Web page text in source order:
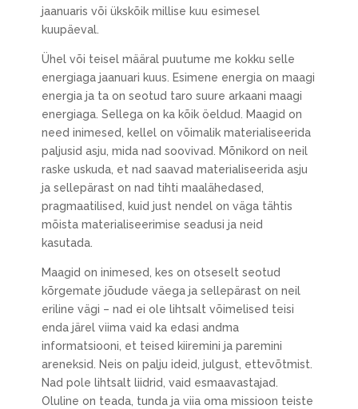
jaanuaris või ükskõik millise kuu esimesel
kuupäeval.
Ühel või teisel määral puutume me kokku selle
energiaga jaanuari kuus. Esimene energia on maagi
energia ja ta on seotud taro suure arkaani maagi
energiaga. Sellega on ka kõik öeldud. Maagid on
need inimesed, kellel on võimalik materialiseerida
paljusid asju, mida nad soovivad. Mõnikord on neil
raske uskuda, et nad saavad materialiseerida asju
ja sellepärast on nad tihti maalähedased,
pragmaatilised, kuid just nendel on väga tähtis
mõista materialiseerimise seadusi ja neid
kasutada.
Maagid on inimesed, kes on otseselt seotud
kõrgemate jõudude väega ja sellepärast on neil
eriline vägi – nad ei ole lihtsalt võimelised teisi
enda järel viima vaid ka edasi andma
informatsiooni, et teised kiiremini ja paremini
areneksid. Neis on palju ideid, julgust, ettevõtmist.
Nad pole lihtsalt liidrid, vaid esmaavastajad.
Oluline on teada, tunda ja viia oma missioon teiste